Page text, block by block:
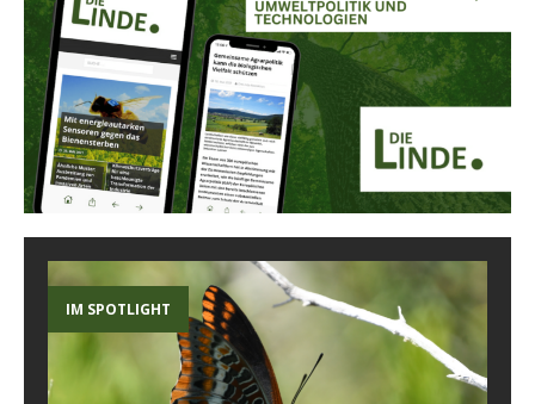
IM SPOTLIGHT